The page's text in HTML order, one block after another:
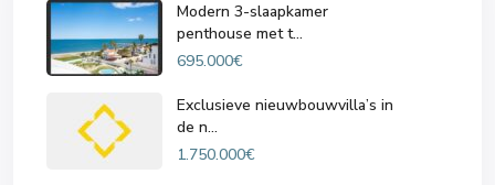
Modern 3-slaapkamer
penthouse met t...
695.000€
Exclusieve nieuwbouwvilla’s in
de n...
1.750.000€